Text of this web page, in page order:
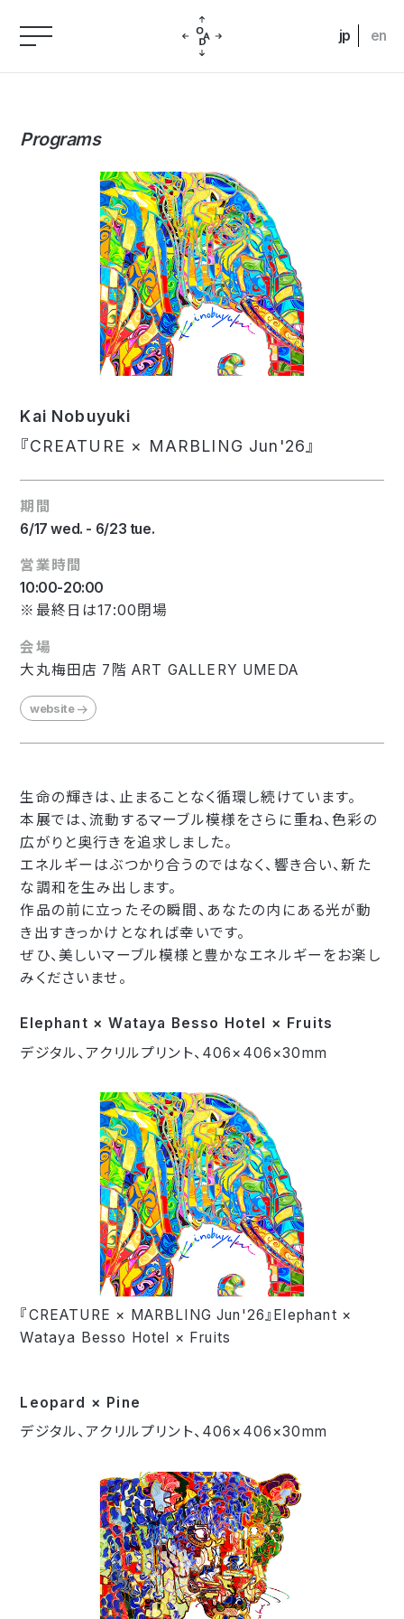
jp en
Programs
Kai Nobuyuki
『CREATURE × MARBLING Jun'26』
期間
6/17 wed. - 6/23 tue.
営業時間
10:00-20:00
※最終日は17:00閉場
会場
大丸梅田店 7階 ART GALLERY UMEDA
website
生命の輝きは、止まることなく循環し続けています。
本展では、流動するマーブル模様をさらに重ね、色彩の
広がりと奥行きを追求しました。
エネルギーはぶつかり合うのではなく、響き合い、新た
な調和を生み出します。
作品の前に立ったその瞬間、あなたの内にある光が動
き出すきっかけとなれば幸いです。
ぜひ、美しいマーブル模様と豊かなエネルギーをお楽し
みくださいませ。
Elephant × Wataya Besso Hotel × Fruits
デジタル、アクリルプリント、406×406×30mm
『CREATURE × MARBLING Jun'26』Elephant ×
Wataya Besso Hotel × Fruits
Leopard × Pine
デジタル、アクリルプリント、406×406×30mm